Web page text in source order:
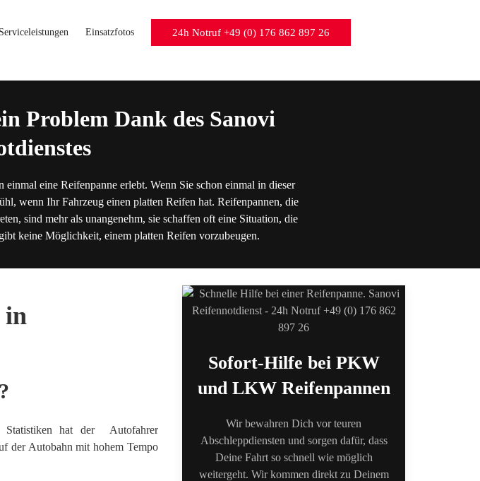
Serviceleistungen Einsatzfotos 24h Notruf +49 (0) 176 862 897 26
Problem Dank des Sanovi
eine Reifenpanne erlebt. Wenn Sie schon einmal in dieser
wenn Ihr Fahrzeug einen platten Reifen hat. Reifenpannen, die
sind mehr als unangenehm, sie schaffen oft eine Situation, die
keine Möglichkeit, einem platten Reifen vorzubeugen.
in
Statistiken hat der Autofahrer
der Autobahn mit hohem Tempo
Sofort-Hilfe bei PKW
und LKW Reifenpannen
Wir bewahren Dich vor teuren
Abschleppdiensten und sorgen dafür, dass
Deine Fahrt so schnell wie möglich
weitergeht. Wir kommen direkt zu Deinem